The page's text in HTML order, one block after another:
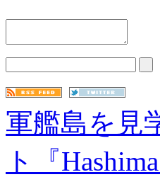
軍艦島を見
ト『